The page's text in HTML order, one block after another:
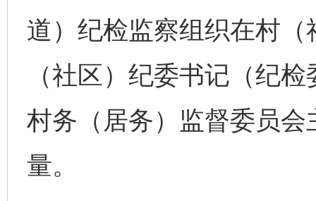
道）纪检监察组织在村
（社区）纪委书记（纪
村务（居务）监督委员
量。